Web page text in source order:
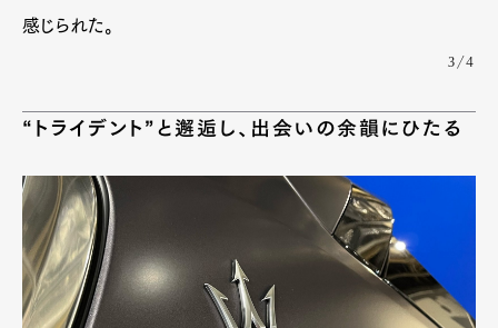
感じられた。
3/4
“トライデント”と邂逅し、出会いの余韻にひたる